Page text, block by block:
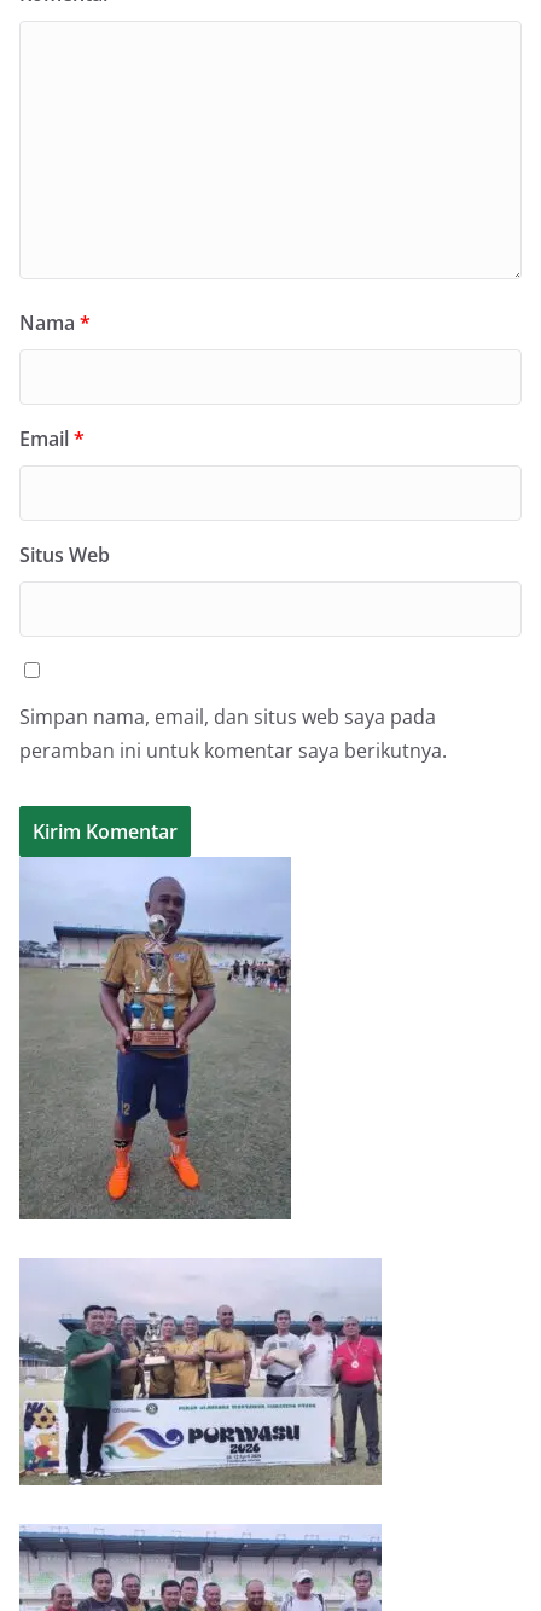
Nama *
Email*
Situs Web
Simpan nama, email, dan situs web saya pada
peramban ini untuk komentar saya berikutnya.